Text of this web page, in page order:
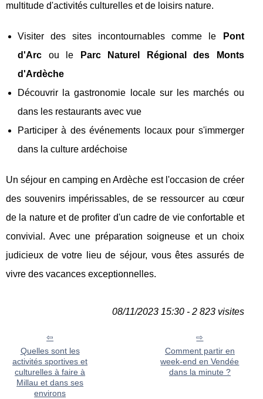
multitude d'activités culturelles et de loisirs nature.
Visiter des sites incontournables comme le
Pont
d'Arc ou le
Parc Naturel Régional des Monts
d'Ardèche
Découvrir la gastronomie locale sur les marchés ou
dans les restaurants avec vue
Participer à des événements locaux pour s'immerger
dans la culture ardéchoise
Un séjour en camping en Ardèche est l'occasion de créer
des souvenirs impérissables, de se ressourcer au cœur
de la nature et de profiter d'un cadre de vie confortable et
convivial. Avec une préparation soigneuse et un choix
judicieux de votre lieu de séjour, vous êtes assurés de
vivre des vacances exceptionnelles.
08/11/2023 15:30 - 2 823 visites
Quelles sont les
activités sportives et
culturelles à faire à
Millau et dans ses
environs
Comment partir en
week-end en Vendée
dans la minute ?